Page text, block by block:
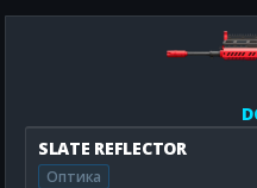
SLATE REFLECTOR
Оптика